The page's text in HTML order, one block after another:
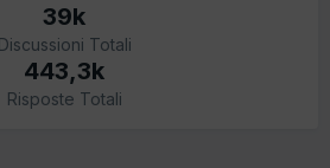
39k
Discussioni Totali
443,3k
Risposte Totali